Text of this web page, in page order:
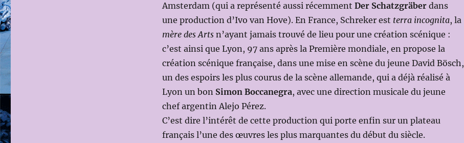
Amsterdam (qui a représenté aussi récemment Der Schatzgräberdans
une production d’Ivo van Hove). En France, Schreker est terra incognita, la
mère des Artsn’ayant jamais trouvé de lieu pour une création scénique :
c’est ainsi que Lyon, 97 ans après la Première mondiale, en propose la
création scénique française, dans une mise en scène du jeune David Bösch,
un des espoirs les plus courus de la scène allemande, qui a déjà réalisé à
Lyon un bon Simon Boccanegra, avec une direction musicale du jeune
chef argentin Alejo Pérez.
C’est dire l’intérêt de cette production qui porte enfin sur un plateau
français l’une des œuvres les plus marquantes du début du siècle.